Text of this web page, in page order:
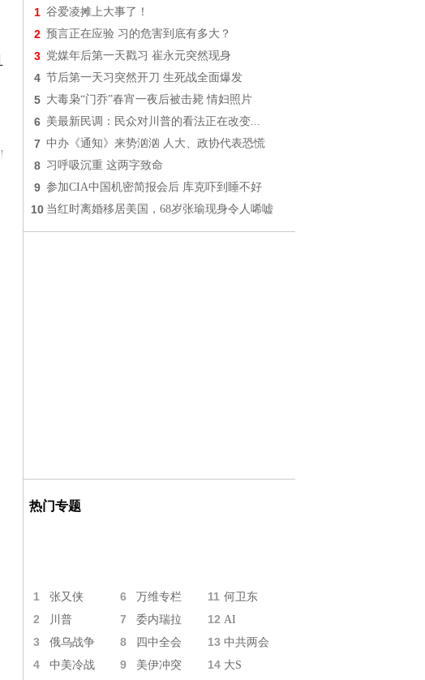
1 谷爱凌摊上大事了！
2 预言正在应验 习的危害到底有多大？
3 党媒年后第一天戳习 崔永元突然现身
4 节后第一天习突然开刀 生死战全面爆发
5 大毒枭“门乔”春宵一夜后被击毙 情妇照片
6 美最新民调：民众对川普的看法正在改变...
7 中办《通知》来势汹汹 人大、政协代表恐慌
8 习呼吸沉重 这两字致命
9 参加CIA中国机密简报会后 库克吓到睡不好
10 当红时离婚移居美国，68岁张瑜现身令人唏嘘
热门专题
1 张又侠 6 万维专栏 11 何卫东
2 川普 7 委内瑞拉 12 AI
3 俄乌战争 8 四中全会 13 中共两会
4 中美冷战 9 美伊冲突 14 大S